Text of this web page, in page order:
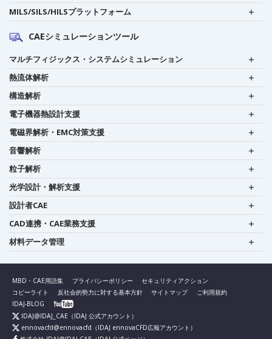
MILS/SILS/HILSプラットフォーム
CAEシミュレーションツール
マルチフィジックス・システムシミュレーション
熱流体解析
構造解析
電子機器熱設計支援
電磁界解析・EMC対策支援
音響解析
粒子解析
光学設計・解析支援
設計者CAE
CAD連携・CAE業務支援
材料データ管理
MBD・CAE用語集 プライバシーポリシー
セキュリティアクション
コピーライト
反社会的勢力に対する基本方針 サイトマップ
ご利用規約
IDAJ-BLOG
IDAJ@IDAJ_CAE （IDAJ 公式アカウント）
ennovacfd@ennovacfd （IDAJ ennovaCFD広報アカウント）